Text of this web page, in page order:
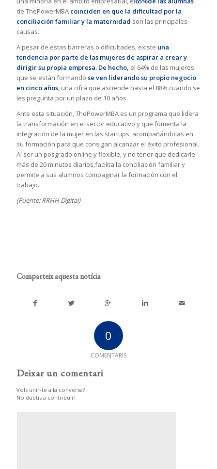
de ThePowerMBA coinciden en que la dificultad por la
conciliación familiar y la maternidad son las principales
causas.
A pesar de estas barreras o dificultades, existe una
tendencia por parte de las mujeres de aspirar a crear y
dirigir su propia empresa. De hecho, el 64% de las mujeres
que se están formando se ven liderando su propio negocio
en cinco años, una cifra que asciende hasta el 88% cuando se
les pregunta por un plazo de 10 años.
Ante esta situación, ThePowerMBA es un programa que lidera
la transformación en el sector educativo y que fomenta la
integración de la mujer en las startups, acompañándolas en
su formación para que consigan alcanzar el éxito profesional.
Al ser un posgrado online y flexible, y no tener que dedicarle
más de 20 minutos diarios,facilita la conciliación familiar y
permite a sus alumnos compaginar la formación con el
trabajo.
(Fuente: RRHH Digital)
Comparteix aquesta notícia
0
COMENTARIS
Deixar un comentari
Vols unir-te a la conversa?
No dubtis a contribuir!